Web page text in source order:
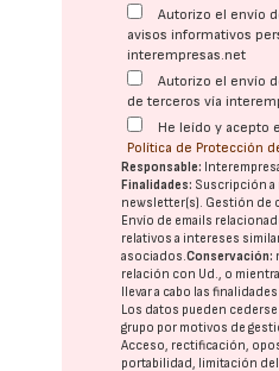
Autorizo el envío
avisos informativos
interempresas.net
Autorizo el envío
de terceros vía
He leído y acepto
Política de Protección
Responsable:
Finalidades: Suscripción a
newsletter(s). Gestión de
Envío de emails
relativos a intereses
asociados.Conservación:
relación con Ud., o
llevar a cabo las
Los datos pueden cederse
grupo por motivos de
Acceso, rectificación,
portabilidad, limitación